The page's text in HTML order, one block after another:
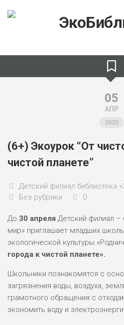
05
АПР
2025
(6+) Экоурок “От
чистой планете”
Детский филиал библиотека
Без рубрики
0
До 30 апреля Детский филиал –
мир» приглашает младших
экологической культуры
города к чистой планете».
Школьники познакомятся с
загрязнения воды, воздуха,
грамотного обращения с
экономить воду и